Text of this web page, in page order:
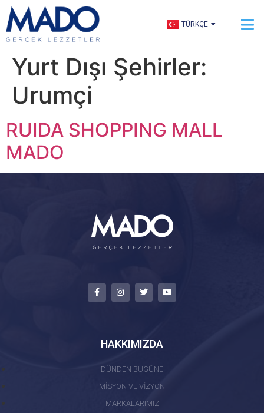
TÜRKÇE
العربية
Yurt Dışı Şehirler:
Urumçi
RUIDA SHOPPING MALL
MADO
HAKKIMIZDA
DÜNDEN BUGÜNE
MİSYON VE VİZYON
MARKALARIMIZ